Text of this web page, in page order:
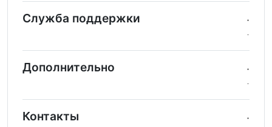
Служба поддержки
Дополнительно
Контакты